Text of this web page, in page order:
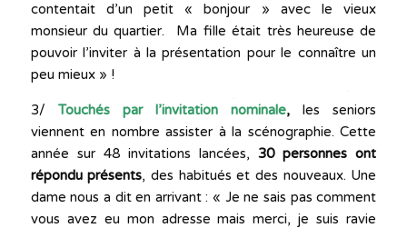
contentait d’un petit « bonjour » avec le vieux
monsieur du quartier. Ma fille était très heureuse de
pouvoir l’inviter à la présentation pour le connaître un
peu mieux » !
3/ Touchés par l’invitation nominale, les seniors
viennent en nombre assister à la scénographie. Cette
année sur 48 invitations lancées,30 personnes ont
répondu présents, des habitués et des nouveaux. Une
dame nous a dit en arrivant : « Je ne sais pas comment
vous avez eu mon adresse mais merci, je suis ravie